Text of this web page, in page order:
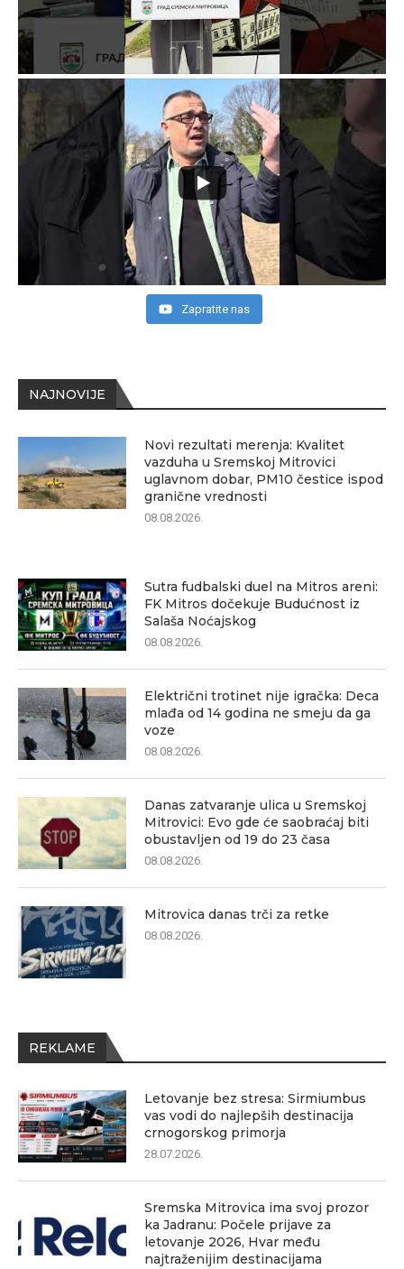
NAJNOVIJE
Novi rezultati merenja: Kvalitet
vazduha u Sremskoj Mitrovici
uglavnom dobar, PM10 čestice ispod
granične vrednosti
08.08.2026.
Sutra fudbalski duel na Mitros areni:
FK Mitros dočekuje Budućnost iz
Salaša Noćajskog
08.08.2026.
Električni trotinet nije igračka: Deca
mlađa od 14 godina ne smeju da ga
voze
08.08.2026.
Danas zatvaranje ulica u Sremskoj
Mitrovici: Evo gde će saobraćaj biti
obustavljen od 19 do 23 časa
08.08.2026.
Mitrovica danas trči za retke
08.08.2026.
REKLAME
Letovanje bez stresa: Sirmiumbus
vas vodi do najlepših destinacija
crnogorskog primorja
28.07.2026.
Sremska Mitrovica ima svoj prozor
ka Jadranu: Počele prijave za
letovanje 2026, Hvar među
najtraženijim destinacijama
Zapratite nas